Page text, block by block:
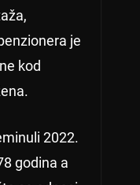
je
kod
2022.
godina a